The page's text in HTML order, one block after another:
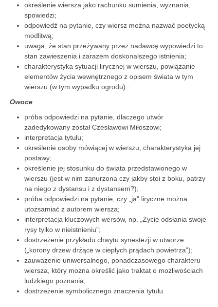
określenie wiersza jako rachunku sumienia, wyznania,
spowiedzi;
odpowiedź na pytanie, czy wiersz można nazwać poetycką
modlitwą;
uwaga, że stan przeżywany przez nadawcę wypowiedzi to
stan zawieszenia i zarazem doskonalszego istnienia;
charakterystyka sytuacji lirycznej w wierszu, powiązanie
elementów życia wewnętrznego z opisem świata w tym
wierszu (w tym wypadku ogrodu).
Owoce
próba odpowiedzi na pytanie, dlaczego utwór
zadedykowany został Czesławowi Miłoszowi;
interpretacja tytułu;
określenie osoby mówiącej w wierszu, charakterystyka jej
postawy;
określenie jej stosunku do świata przedstawionego w
wierszu (jest w nim zanurzona czy jakby stoi z boku, patrzy
na niego z dystansu i z dystansem?);
próba odpowiedzi na pytanie, czy „ja” liryczne można
utożsamiać z autorem wiersza;
interpretacja kluczowych wersów, np. „Życie odsłania swoje
rysy tylko w nieistnieniu”;
dostrzeżenie przykładu chwytu synestezji w utworze
(„korony drzew drżące w ciepłych prądach powietrza”);
zauważenie uniwersalnego, ponadczasowego charakteru
wiersza, który można określić jako traktat o możliwościach
ludzkiego poznania;
dostrzeżenie symbolicznego znaczenia tytułu.